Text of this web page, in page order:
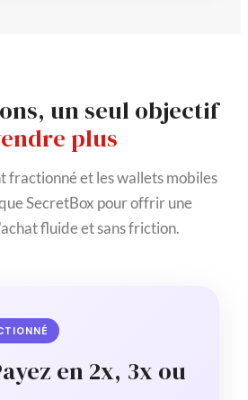
un seul objectif
plus
fractionné et les wallets mobiles
SecretBox pour offrir une
fluide et sans friction.
en 2x, 3x ou